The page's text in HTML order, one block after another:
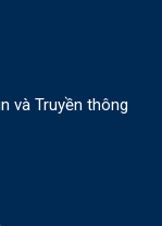
và Truyền thông